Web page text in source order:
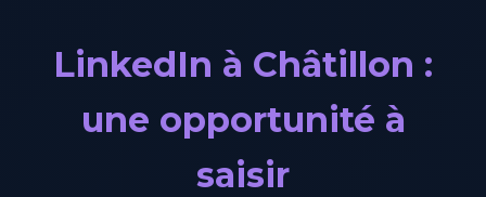
LinkedIn à Châtillon :
une opportunité à
saisir